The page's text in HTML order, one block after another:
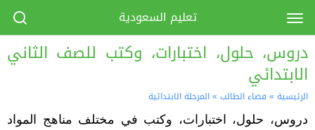
دروس، حلول، اختبارات، وكتب للصف الثاني
الابتدائي
الرئيسية » فضاء الطالب »المرحلة الابتدائية
دروس، حلول، اختبارات، وكتب في مختلف مناهج المواد
تعليم السعودية